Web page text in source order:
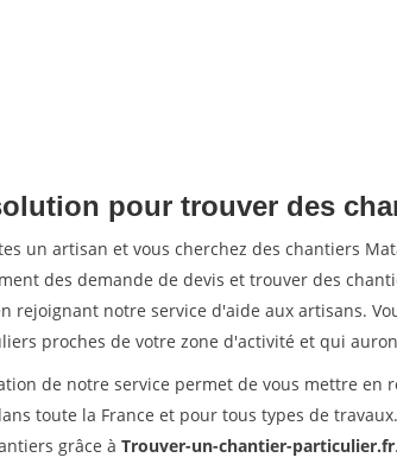
pour trouver des
un artisan et vous cherchez des chantiers
des demande de devis et trouver des
rejoignant notre service d'aide aux artisans.
proches de votre zone d'activité et qui
de notre service permet de vous mettre en
toute la France et pour tous types de
grâce à Trouver-un-chantier-particulier.fr